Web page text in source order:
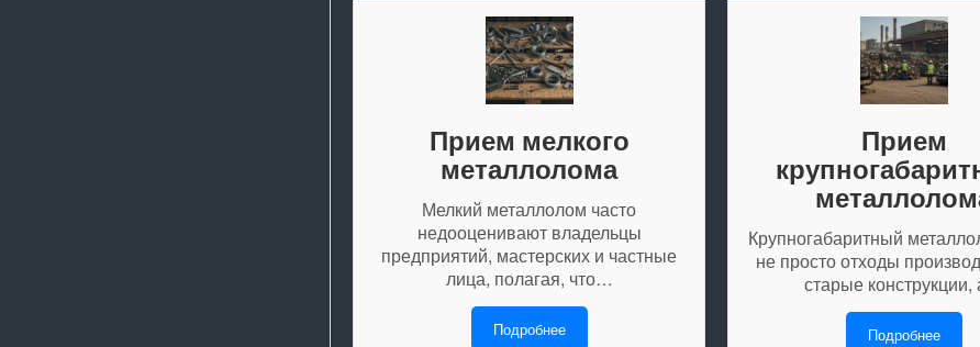
Прием мелкого
металлолома
Мелкий металлолом часто
недооценивают владельцы
предприятий, мастерских и частные
лица, полагая, что…
Подробнее
Прием
Крупногабаритный
не просто отходы
старые
Подробнее